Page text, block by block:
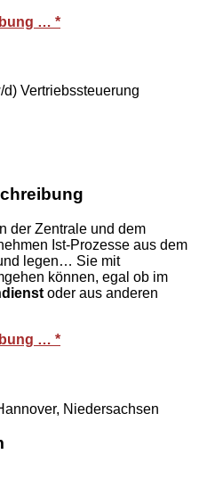
… *
Vertriebssteuerung
der Zentrale und dem
Ist-Prozesse aus dem
legen… Sie mit
können, egal ob im
oder aus anderen
… *
Niedersachsen